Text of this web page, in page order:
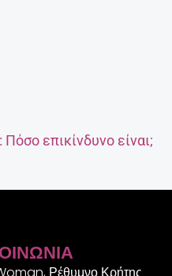
επικίνδυνο είναι;